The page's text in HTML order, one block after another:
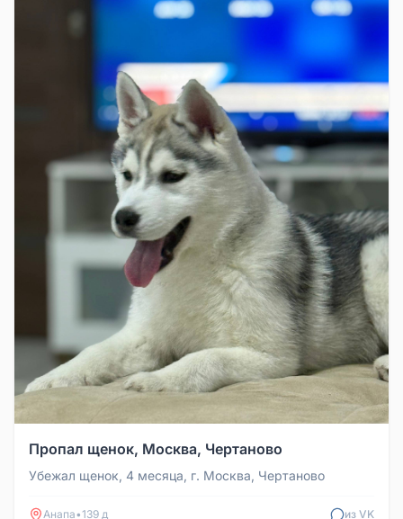
Пропал щенок, Москва, Чертаново
Убежал щенок, 4 месяца, г. Москва, Чертаново
Анапа•139 д из VK